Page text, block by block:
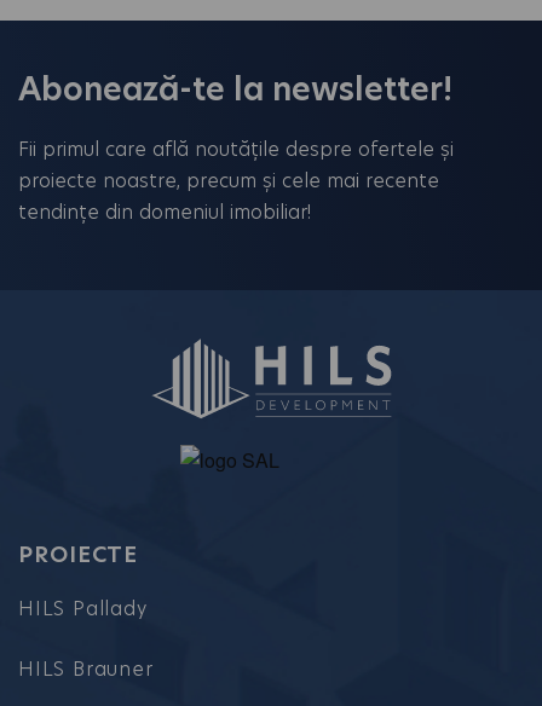
Abonează-te la newsletter!
Fii primul care află noutățile despre ofertele și
proiecte noastre, precum și cele mai recente
tendințe din domeniul imobiliar!
PROIECTE
HILS Pallady
HILS Brauner